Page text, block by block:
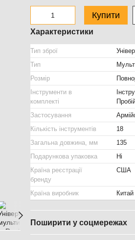
Купити
Характеристики
Тип зброї
Тип
Розмір
Інструменти в
комплекті
Застосування
Кількість інструментів
18
Загальна довжина, мм
135
Подарункова упаковка
Ні
Країна реєстрації
бренду
США
Країна виробник Китай
Поширити у соцмережах